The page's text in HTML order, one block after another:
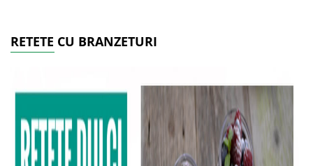
RETETE CU BRANZETURI